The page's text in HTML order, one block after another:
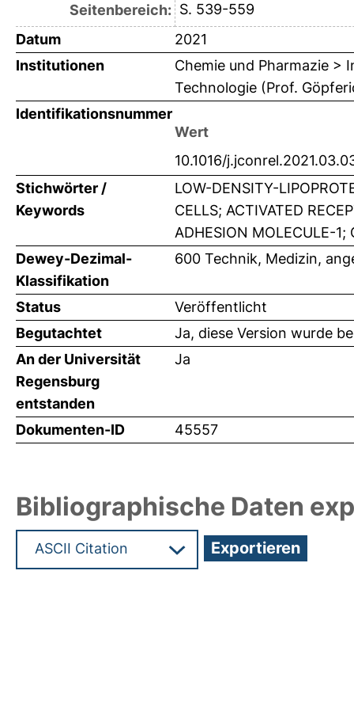
Seitenbereich: S. 539-559
Datum
2021
Institutionen
Chemie und Pharmazie >
Technologie (Prof.
Identifikationsnummer
Wert
10.1016/
Stichwörter /
Keywords
LOW-DENSITY-
CELLS; ACTIVATED
ADHESION MOLECULE-1;
Dewey-Dezimal-
Klassifikation
600 Technik, Medizin,
Status
Veröffentlicht
Begutachtet
Ja, diese Version wurde
An der Universität
Regensburg
entstanden
Ja
Dokumenten-ID 45557
Bibliographische Daten